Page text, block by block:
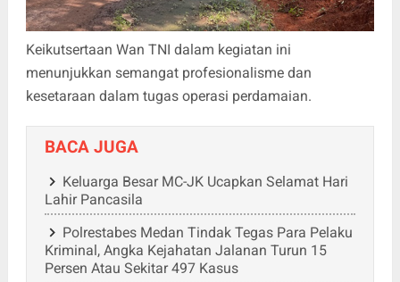
Keikutsertaan Wan TNI dalam kegiatan ini
menunjukkan semangat profesionalisme dan
kesetaraan dalam tugas operasi perdamaian.
BACA JUGA
Keluarga Besar MC-JK Ucapkan Selamat Hari
Lahir Pancasila
Polrestabes Medan Tindak Tegas Para Pelaku
Kriminal, Angka Kejahatan Jalanan Turun 15
Persen Atau Sekitar 497 Kasus